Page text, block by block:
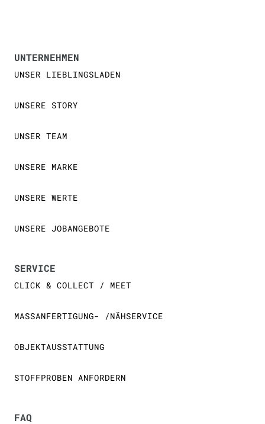
UNTERNEHMEN
UNSER LIEBLINGSLADEN
UNSERE STORY
UNSER TEAM
UNSERE MARKE
UNSERE WERTE
UNSERE JOBANGEBOTE
SERVICE
CLICK & COLLECT / MEET
MASSANFERTIGUNG- /NÄHSERVICE
OBJEKTAUSSTATTUNG
STOFFPROBEN ANFORDERN
FAQ